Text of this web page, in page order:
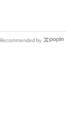
Recommended by